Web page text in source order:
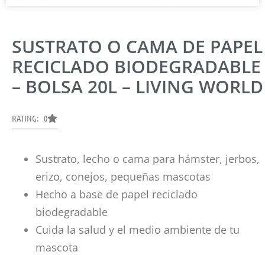
SUSTRATO O CAMA DE PAPEL
RECICLADO BIODEGRADABLE
– BOLSA 20L – LIVING WORLD
RATING: 0
Sustrato, lecho o cama para hámster, jerbos,
erizo, conejos, pequeñas mascotas
Hecho a base de papel reciclado
biodegradable
Cuida la salud y el medio ambiente de tu
mascota